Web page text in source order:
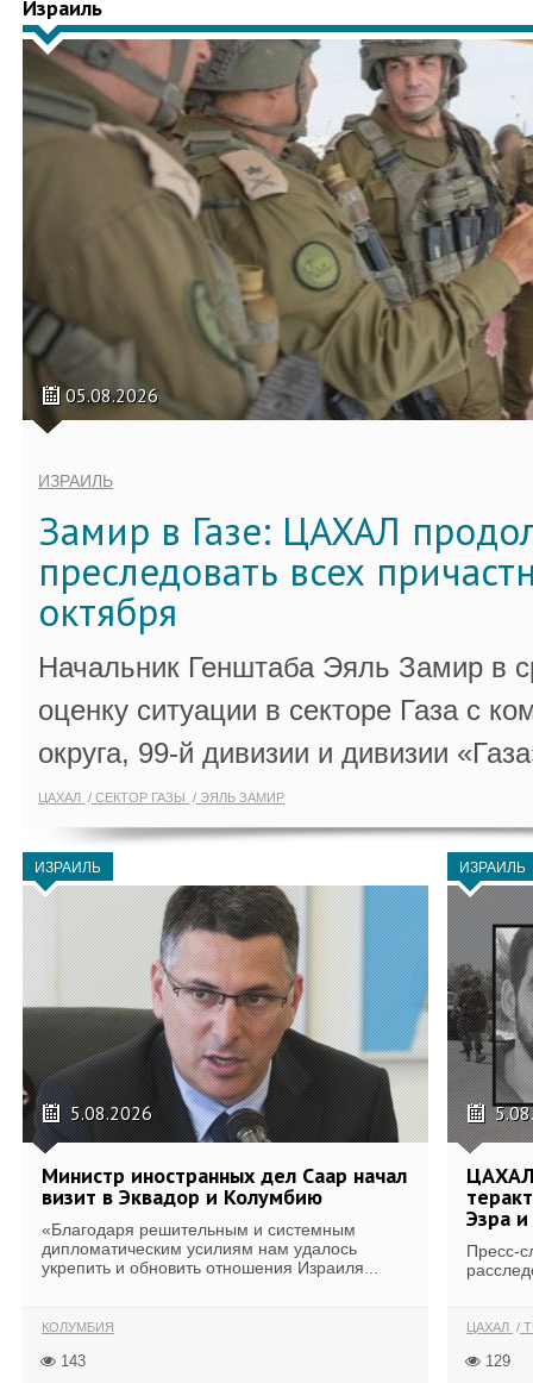
Израиль
05.08.2026
ИЗРАИЛЬ
Замир в Газе: ЦАХАЛ
преследовать всех
октября
Начальник Генштаба Эяль Замир в
оценку ситуации в секторе Газа с
округа, 99-й дивизии и дивизии
ЦАХАЛ СЕКТОР ГАЗЫ ЭЯЛЬ ЗАМИР
ИЗРАИЛЬ
5.08.2026
Министр иностранных дел Саар начал
визит в Эквадор и Колумбию
«Благодаря решительным и системным
дипломатическим усилиям нам удалось
укрепить и обновить отношения Израиля...
КОЛУМБИЯ
143
ИЗРАИЛЬ
ЦАХАЛ
Эзра
Пресс-
ЦАХАЛ
129